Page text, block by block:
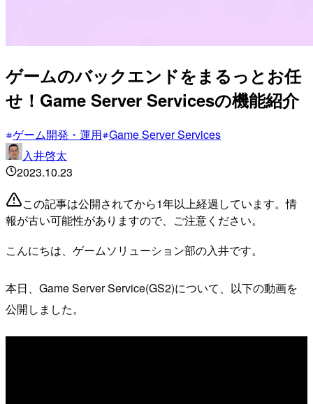
ゲームのバックエンドをまるっとお任
せ！Game Server Servicesの機能紹介
ゲーム開発・運用 Game Server Services
入井啓太
2023.10.23
この記事は公開されてから1年以上経過しています。情
報が古い可能性がありますので、ご注意ください。
こんにちは、ゲームソリューション部の入井です。
本日、Game Server Service(GS2)について、以下の動画を
公開しました。